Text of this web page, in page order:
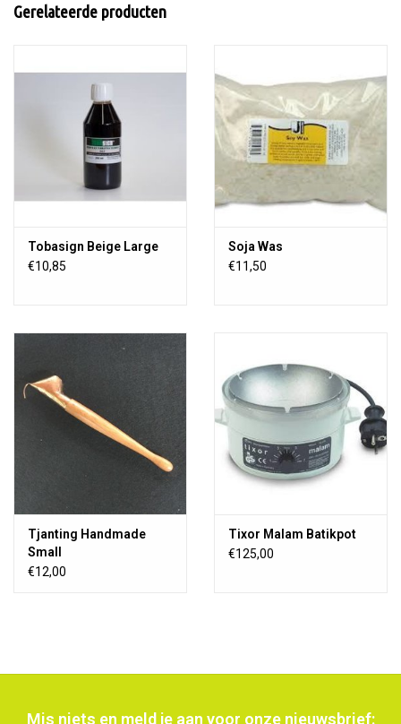
Gerelateerde producten
Tobasign Beige Large
€10,85
Soja Was
€11,50
Tjanting Handmade
Small
€12,00
Tixor Malam Batikpot
€125,00
Mis niets en meld je aan voor onze nieuwsbrief: